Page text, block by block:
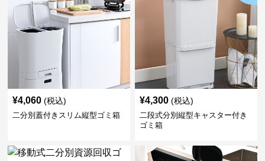
¥4,060 (税込)
二分別蓋付きスリム縦型ゴミ箱
¥4,300 (税込)
二段式分別縦型キャスター付き
ゴミ箱